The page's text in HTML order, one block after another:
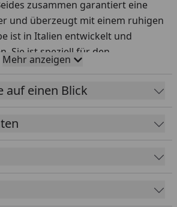
zusammen garantiert eine
und überzeugt mit einem ruhigen
ist in Italien entwickelt und
Sie ist speziell für den
konstruiert und damit ideal zur
geeignet. Dank des
läuft die Pumpe
EDEN PAS 300 lässt sich zudem
Saugnäpfe.
Mehr anzeigen
auf einen Blick